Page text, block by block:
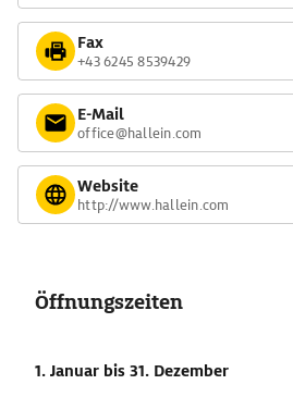
Fax
+43 6245 8539429
E-Mail
office@hallein.com
Website
http://www.hallein.com
Öffnungszeiten
1. Januar bis 31. Dezember